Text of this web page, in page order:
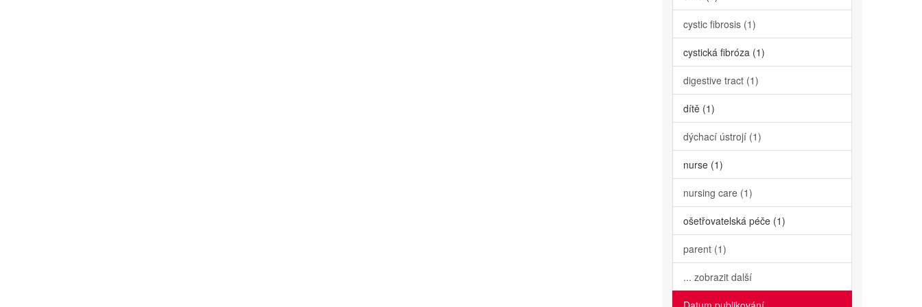
cystic fibrosis (1)
cystická fibróza (1)
digestive tract (1)
dítě (1)
dýchací ústrojí (1)
nurse (1)
nursing care (1)
ošetřovatelská péče (1)
parent (1)
... zobrazit další